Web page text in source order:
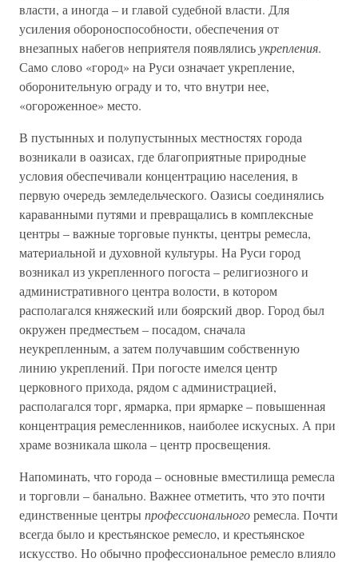
власти, а иногда – и главой судебной власти. Для
усиления обороноспособности, обеспечения от
внезапных набегов неприятеля появлялисьукрепления.
Само слово «город» на Руси означает укрепление,
оборонительную ограду и то, что внутри нее,
«огороженное» место.
В пустынных и полупустынных местностях города
возникали в оазисах, где благоприятные природные
условия обеспечивали концентрацию населения, в
первую очередь земледельческого. Оазисы соединялись
караванными путями и превращались в комплексные
центры – важные торговые пункты, центры ремесла,
материальной и духовной культуры. На Руси город
возникал из укрепленного погоста – религиозного и
административного центра волости, в котором
располагался княжеский или боярский двор. Город был
окружен предместьем – посадом, сначала
неукрепленным, а затем получавшим собственную
линию укреплений. При погосте имелся центр
церковного прихода, рядом с администрацией,
располагался торг, ярмарка, при ярмарке – повышенная
концентрация ремесленников, наиболее искусных. А при
храме возникала школа – центр просвещения.
Напоминать, что города – основные вместилища ремесла
и торговли – банально. Важнее отметить, что это почти
единственные центрыпрофессиональногоремесла. Почти
всегда было и крестьянское ремесло, и крестьянское
искусство. Но обычно профессиональное ремесло влияло